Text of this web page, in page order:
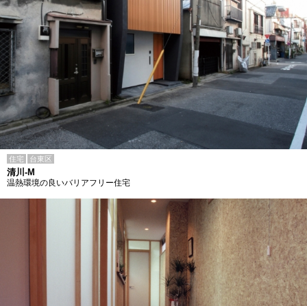
住宅 台東区
清川-M
温熱環境の良いバリアフリー住宅